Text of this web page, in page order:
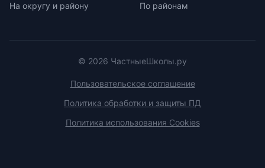
образовательной лицензии и
платных образовательных услуг.
На округу и району
По районам
© 2026 ЧастныеШколы.ру
Пользовательское соглашение
Политика обработки и защиты ПД
Политика использования Cookies